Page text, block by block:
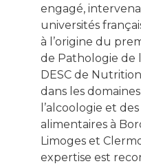
engagé,
universités
à l’origine du
de Pathologie de
DESC de
dans les
l’alcoologie et
alimentaires à
Limoges et
expertise est